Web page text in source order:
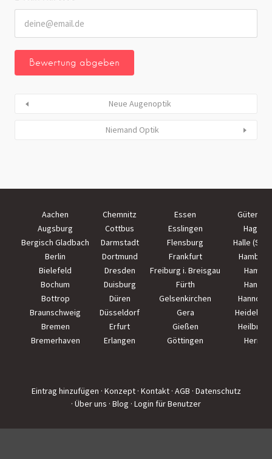
Neue Augenoptik
Niemand Optik
Aachen Chemnitz Essen
Augsburg
Cottbus Esslingen
Hagen
Bergisch Gladbach
Darmstadt Flensburg
Halle
Berlin
Dortmund Frankfurt
Hamburg
Bielefeld
Dresden Freiburg i. Breisgau
Hamm
Bochum
Duisburg Fürth
Hanau
Bottrop
Düren Gelsenkirchen
Hannover
Braunschweig
Düsseldorf Gera
Bremen
Erfurt Gießen
Heilbronn
Bremerhaven
Erlangen Göttingen Herne
Eintrag hinzufügen · Konzept · Kontakt · AGB · Datenschutz
· Über uns · Blog · Login für Benutzer